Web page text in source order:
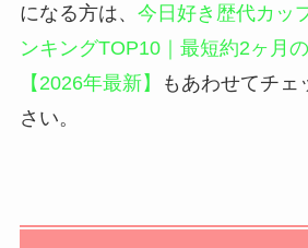
になる方は、 今日好き歴代カッ
ンキングTOP10｜最短約2ヶ月
【2026年最新】
もあわせてチェ
さい。